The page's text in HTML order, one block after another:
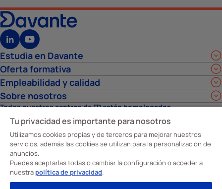
Estudia en Davante
Oferta formativa
Empleabilidad y calidad
Sobre nosotros
Todos nuestros centros de FP están homologados
Tu privacidad es importante para nosotros
Utilizamos cookies propias y de terceros para mejorar nuestros
servicios, además las cookies se utilizan para la personalización de
anuncios.
Puedes aceptarlas todas o cambiar la configuración o acceder a
nuestra política de privacidad.